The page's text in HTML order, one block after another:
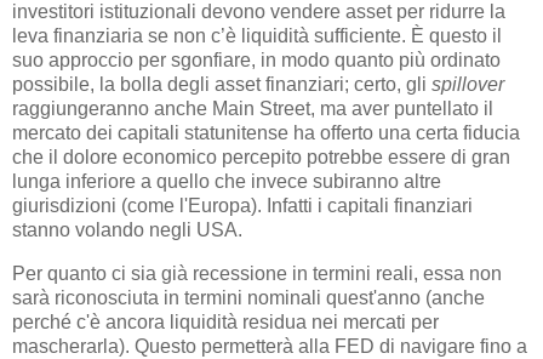
investitori istituzionali devono vendere asset per ridurre la
leva finanziaria se non c’è liquidità sufficiente. È questo il
suo approccio per sgonfiare, in modo quanto più ordinato
possibile, la bolla degli asset finanziari; certo, gli spillover
raggiungeranno anche Main Street, ma aver puntellato il
mercato dei capitali statunitense ha offerto una certa fiducia
che il dolore economico percepito potrebbe essere di gran
lunga inferiore a quello che invece subiranno altre
giurisdizioni (come l'Europa). Infatti i capitali finanziari
stanno volando negli USA.
Per quanto ci sia già recessione in termini reali, essa non
sarà riconosciuta in termini nominali quest'anno (anche
perché c'è ancora liquidità residua nei mercati per
mascherarla). Questo permetterà alla FED di navigare fino a